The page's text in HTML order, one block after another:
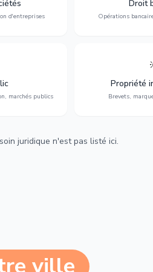
d'entreprises
Droit
Opérations
marchés publics
avec
publics,
Propriété
Brevets,
Protection de
marques, droits
juridique n'est pas listé ici.